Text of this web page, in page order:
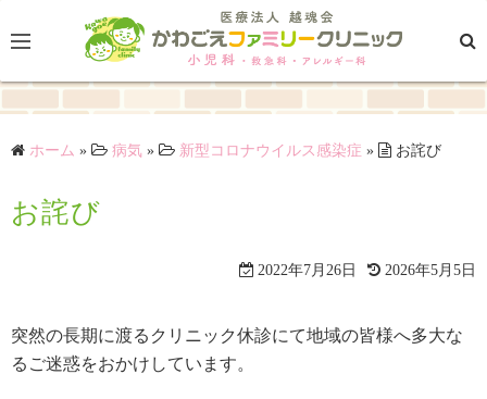
ン
へ
キ
ホーム » 病気 » 新型コロナウイルス感染症 » お詫び
お詫び
2022年7月26日 2026年5月5日
突然の長期に渡るクリニック休診にて地域の皆様へ多大な
るご迷惑をおかけしています。